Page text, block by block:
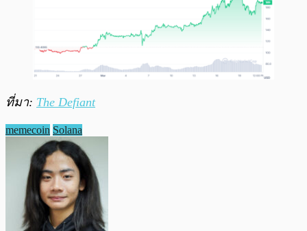
ที่มา: The Defiant
memecoin Solana